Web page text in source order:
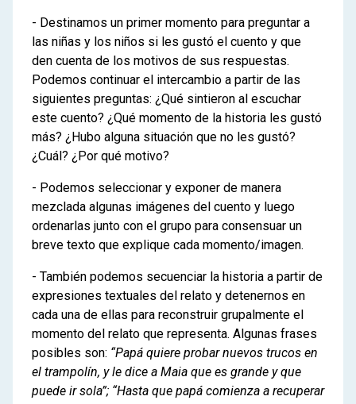
- Destinamos un primer momento para preguntar a
las niñas y los niños si les gustó el cuento y que
den cuenta de los motivos de sus respuestas.
Podemos continuar el intercambio a partir de las
siguientes preguntas: ¿Qué sintieron al escuchar
este cuento? ¿Qué momento de la historia les gustó
más? ¿Hubo alguna situación que no les gustó?
¿Cuál? ¿Por qué motivo?
- Podemos seleccionar y exponer de manera
mezclada algunas imágenes del cuento y luego
ordenarlas junto con el grupo para consensuar un
breve texto que explique cada momento/imagen.
- También podemos secuenciar la historia a partir de
expresiones textuales del relato y detenernos en
cada una de ellas para reconstruir grupalmente el
momento del relato que representa. Algunas frases
posibles son: “Papá quiere probar nuevos trucos en
el trampolín, y le dice a Maia que es grande y que
puede ir sola”; “Hasta que papá comienza a recuperar